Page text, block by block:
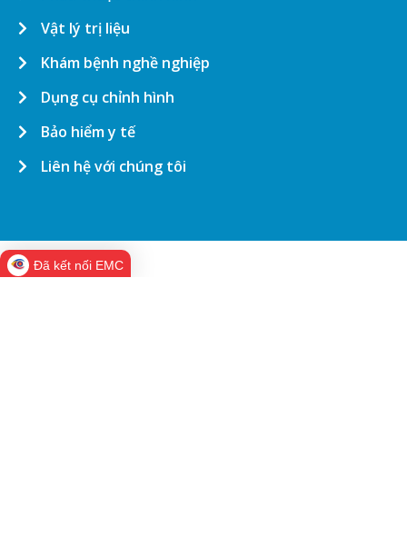
Vật lý trị liệu
Khám bệnh nghề nghiệp
Dụng cụ chỉnh hình
Bảo hiểm y tế
Liên hệ với chúng tôi
Đã kết nối EMC